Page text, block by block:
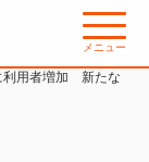
メニュー
利用者増加 新たな